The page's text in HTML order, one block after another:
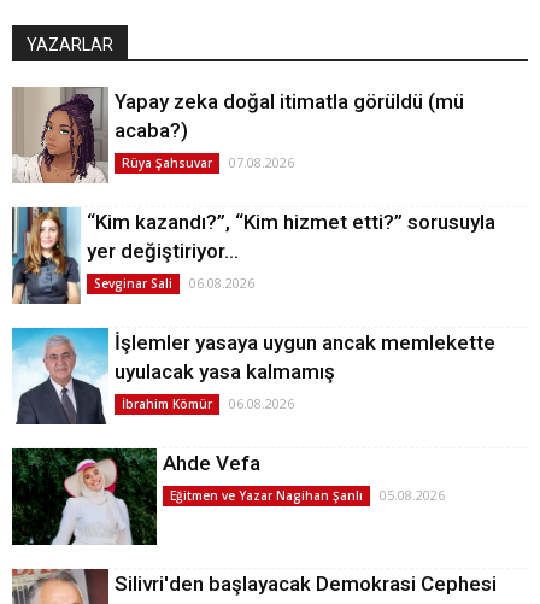
YAZARLAR
Yapay zeka doğal itimatla görüldü (mü
acaba?)
Rüya Şahsuvar 07.08.2026
“Kim kazandı?”, “Kim hizmet etti?” sorusuyla
yer değiştiriyor…
Sevginar Sali 06.08.2026
İşlemler yasaya uygun ancak memlekette
uyulacak yasa kalmamış
İbrahim Kömür 06.08.2026
Ahde Vefa
Eğitmen ve Yazar Nagihan Şanlı 05.08.2026
Silivri'den başlayacak Demokrasi Cephesi